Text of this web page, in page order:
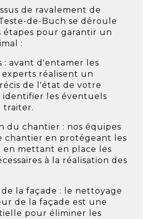
de ravalement de
de-Buch se déroule
étapes pour garantir un
:
: avant d'entamer les
experts réalisent un
de l'état de votre
identifier les éventuels
traiter.
du chantier : nos équipes
chantier en protégeant les
mettant en place les
à la réalisation des
la façade : le nettoyage
de la façade est une
pour éliminer les